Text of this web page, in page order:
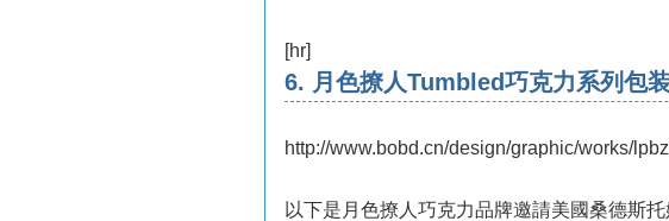
[hr]
6. 月色撩人Tumbled巧克力系列包
http://www.bobd.cn/design/graphic/works/
以下是月色撩人巧克力品牌邀請美國桑德斯